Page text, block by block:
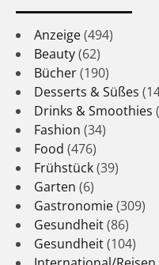
Anzeige(494)
Beauty(62)
Bücher(190)
Desserts & Süßes
Drinks & Smoothies
Fashion (34)
Food (476)
Frühstück(39)
Garten (6)
Gastronomie(309)
Gesundheit(86)
Gesundheit(104)